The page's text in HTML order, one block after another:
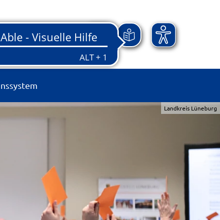
Landkreis Lüneburg